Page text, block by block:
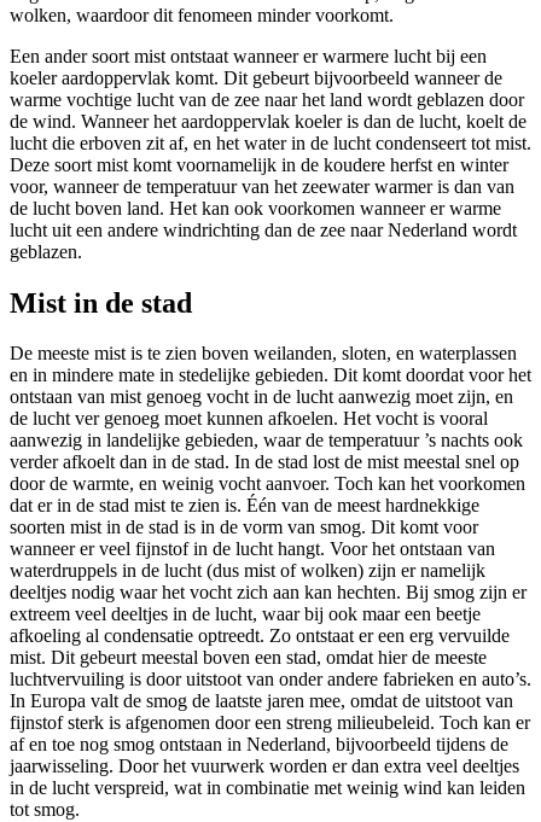
wolken, waardoor dit fenomeen minder voorkomt.
Een ander soort mist ontstaat wanneer er warmere lucht bij een
koeler aardoppervlak komt. Dit gebeurt bijvoorbeeld wanneer de
warme vochtige lucht van de zee naar het land wordt geblazen door
de wind. Wanneer het aardoppervlak koeler is dan de lucht, koelt de
lucht die erboven zit af, en het water in de lucht condenseert tot mist.
Deze soort mist komt voornamelijk in de koudere herfst en winter
voor, wanneer de temperatuur van het zeewater warmer is dan van
de lucht boven land. Het kan ook voorkomen wanneer er warme
lucht uit een andere windrichting dan de zee naar Nederland wordt
geblazen.
Mist in de stad
De meeste mist is te zien boven weilanden, sloten, en waterplassen
en in mindere mate in stedelijke gebieden. Dit komt doordat voor het
ontstaan van mist genoeg vocht in de lucht aanwezig moet zijn, en
de lucht ver genoeg moet kunnen afkoelen. Het vocht is vooral
aanwezig in landelijke gebieden, waar de temperatuur ’s nachts ook
verder afkoelt dan in de stad. In de stad lost de mist meestal snel op
door de warmte, en weinig vocht aanvoer. Toch kan het voorkomen
dat er in de stad mist te zien is. Één van de meest hardnekkige
soorten mist in de stad is in de vorm van smog. Dit komt voor
wanneer er veel fijnstof in de lucht hangt. Voor het ontstaan van
waterdruppels in de lucht (dus mist of wolken) zijn er namelijk
deeltjes nodig waar het vocht zich aan kan hechten. Bij smog zijn er
extreem veel deeltjes in de lucht, waar bij ook maar een beetje
afkoeling al condensatie optreedt. Zo ontstaat er een erg vervuilde
mist. Dit gebeurt meestal boven een stad, omdat hier de meeste
luchtvervuiling is door uitstoot van onder andere fabrieken en auto’s.
In Europa valt de smog de laatste jaren mee, omdat de uitstoot van
fijnstof sterk is afgenomen door een streng milieubeleid. Toch kan er
af en toe nog smog ontstaan in Nederland, bijvoorbeeld tijdens de
jaarwisseling. Door het vuurwerk worden er dan extra veel deeltjes
in de lucht verspreid, wat in combinatie met weinig wind kan leiden
tot smog.